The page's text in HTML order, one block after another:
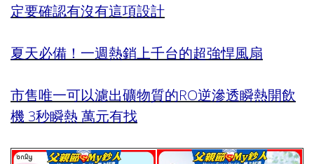
定要確認有沒有這項設計
夏天必備！一週熱銷上千台的超強悍風扇
市售唯一可以濾出礦物質的RO逆滲透瞬熱開飲
機 3秒瞬熱 萬元有找